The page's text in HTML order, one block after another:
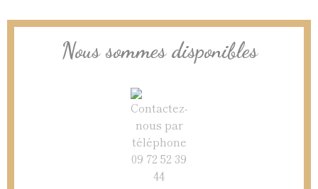
Nous sommes disponibles